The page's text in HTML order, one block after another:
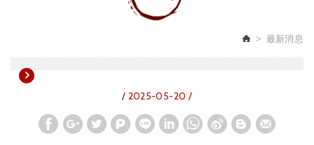
最新消息
/ 2025-05-20 /